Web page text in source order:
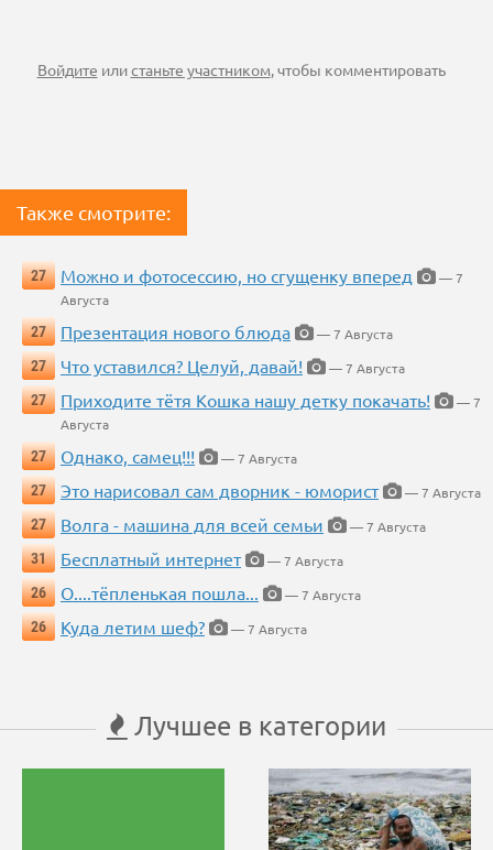
Войдите илистаньте участником, чтобы комментировать
Также смотрите:
27 Можно и фотосессию, но сгущенку вперед
— 7
Августа
27
Презентация нового блюда
— 7 Августа
27
Что уставился? Целуй, давай!
— 7 Августа
27
Приходите тётя Кошка нашу детку покачать!
— 7
Августа
27
Однако, самец!!!
— 7 Августа
27
Это нарисовал сам дворник - юморист
— 7 Августа
27
Волга - машина для всей семьи
— 7 Августа
31
Бесплатный интернет
— 7 Августа
26
О....тёпленькая пошла...
— 7 Августа
26
Куда летим шеф? — 7 Августа
Лучшее в категории